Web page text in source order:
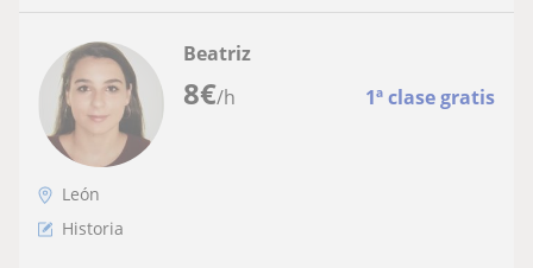
8€/h 1ª clase gratis
Beatriz
León
Historia